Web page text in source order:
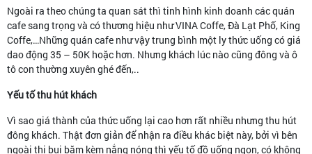
Ngoài ra theo chúng ta quan sát thì tinh hình kinh doanh các quán
cafe sang trọng và có thương hiệu như VINA Coffe, Đà Lạt Phố, King
Coffe,…Những quán cafe như vậy trung bình một ly thức uống có giá
dao động 35 – 50K hoặc hơn. Nhưng khách lúc nào cũng đông và ô
tô con thường xuyên ghé đến,..
Yếu tố thu hút khách
Vì sao giá thành của thức uống lại cao hơn rất nhiều nhưng thu hút
đông khách. Thật đơn giản để nhận ra điều khác biệt này, bởi vì bên
ngoài thi bụi bặm kèm nắng nóng thì yếu tố đồ uống ngon, có không